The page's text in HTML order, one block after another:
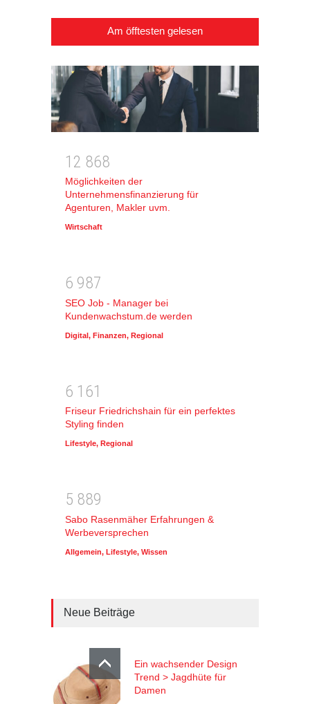
Am öfftesten gelesen
1 2 868
Möglichkeiten der
Unternehmensfinanzierung für
Agenturen, Makler uvm.
Wirtschaft
6 987
SEO Job - Manager bei
Kundenwachstum.de werden
Digital, Finanzen, Regional
6 1 61
Friseur Friedrichshain für ein perfektes
Styling finden
Lifestyle, Regional
5 889
Sabo Rasenmäher Erfahrungen &
Werbeversprechen
Allgemein, Lifestyle, Wissen
Neue Beiträge
Ein wachsender Design
Trend > Jagdhüte für
Damen